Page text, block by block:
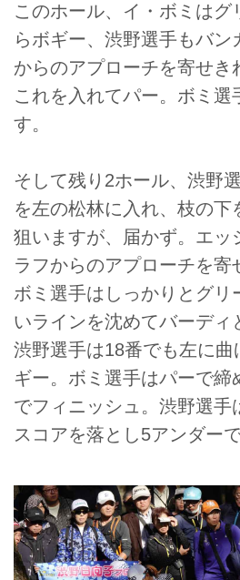
このホール、イ・ボミはグ
らボギー、渋野選手もバン
からのアプローチを寄せき
これを入れてパー。ボミ選
す。
そして残り2ホール、渋野
を左の松林に入れ、枝の下
狙いますが、届かず。エッ
ラフからのアプローチを寄
ボミ選手はしっかりとグリ
いラインを沈めてバーディ
渋野選手は18番でも左に曲
ギー。ボミ選手はパーで締
でフィニッシュ。渋野選手
スコアを落とし5アンダー